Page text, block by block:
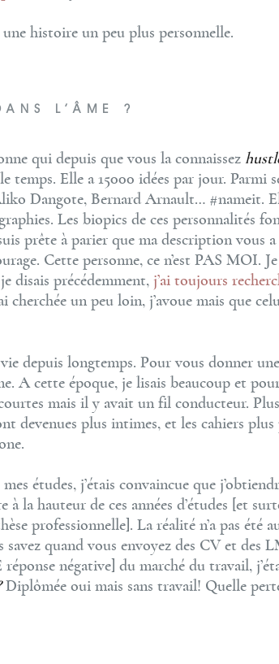
histoire un peu plus personnelle.
L’ÂME ?
qui depuis que vous la connaissez
temps. Elle a 15000 idées par jour. Parmi
Dangote, Bernard Arnault… #nameit.
Les biopics de ces personnalités
prête à parier que ma description vous
Cette personne, ce n’est PAS MOI.
disais précédemment, j’ai toujours
cherchée un peu loin, j’avoue mais que
depuis longtemps. Pour vous donner une
A cette époque, je lisais beaucoup et pour
mais il y avait un fil conducteur.
devenues plus intimes, et les cahiers
études, j’étais convaincue que
à la hauteur de ces années d’études [et
professionnelle]. La réalité n’a pas été
savez quand vous envoyez des CV et des
réponse négative] du marché du travail,
Diplômée oui mais sans travail! Quelle